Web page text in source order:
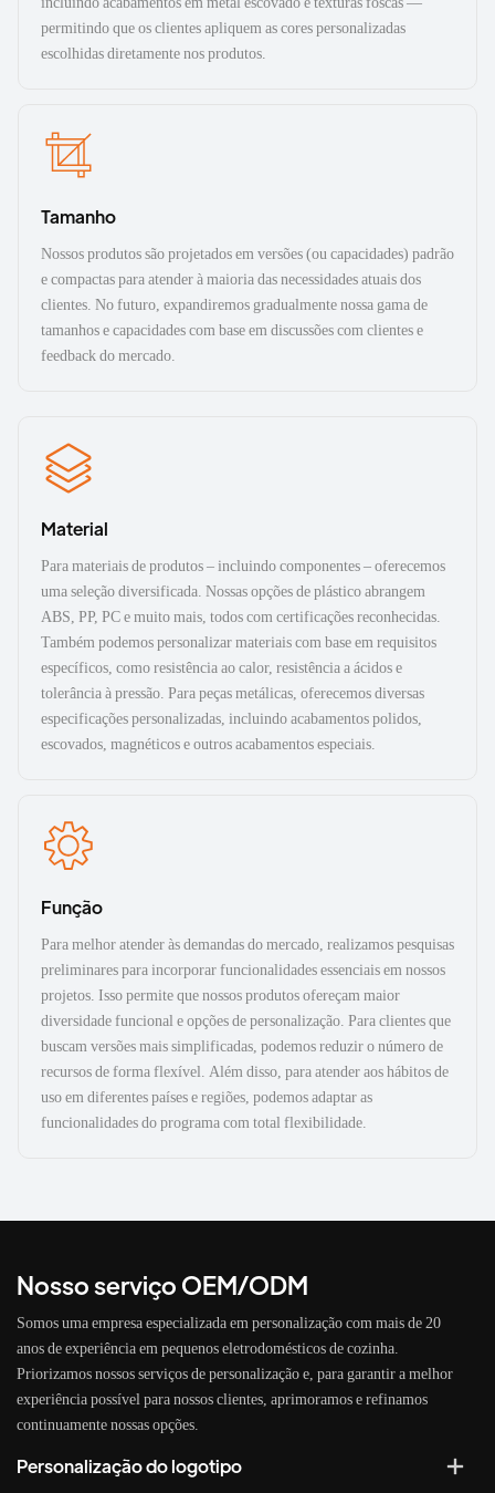
permitindo que os clientes apliquem as cores personalizadas
escolhidas diretamente nos produtos.
Tamanho
Nossos produtos são projetados em versões (ou capacidades) padrão
e compactas para atender à maioria das necessidades atuais dos
clientes. No futuro, expandiremos gradualmente nossa gama de
tamanhos e capacidades com base em discussões com clientes e
feedback do mercado.
Material
Para materiais de produtos – incluindo componentes – oferecemos
uma seleção diversificada. Nossas opções de plástico abrangem
ABS, PP, PC e muito mais, todos com certificações reconhecidas.
Também podemos personalizar materiais com base em requisitos
específicos, como resistência ao calor, resistência a ácidos e
tolerância à pressão. Para peças metálicas, oferecemos diversas
especificações personalizadas, incluindo acabamentos polidos,
escovados, magnéticos e outros acabamentos especiais.
Função
Para melhor atender às demandas do mercado, realizamos pesquisas
preliminares para incorporar funcionalidades essenciais em nossos
projetos. Isso permite que nossos produtos ofereçam maior
diversidade funcional e opções de personalização. Para clientes que
buscam versões mais simplificadas, podemos reduzir o número de
recursos de forma flexível. Além disso, para atender aos hábitos de
uso em diferentes países e regiões, podemos adaptar as
funcionalidades do programa com total flexibilidade.
Nosso serviço OEM/ODM
Somos uma empresa especializada em personalização com mais de 20
anos de experiência em pequenos eletrodomésticos de cozinha.
Priorizamos nossos serviços de personalização e, para garantir a melhor
experiência possível para nossos clientes, aprimoramos e refinamos
continuamente nossas opções.
Personalização do logotipo